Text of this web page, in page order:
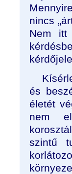
nincs
Nem itt
és
életét
nem
szintű